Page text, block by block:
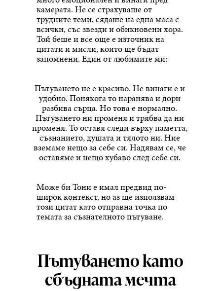
камерата. Не се страхуваше от
трудните теми, сядаше на една маса с
всички, със звезди и обикновени хора.
Той беше и все още е източник на
цитати и мисли, които ще бъдат
запомнени. Един от любимите ми:
Пътуването не е красиво. Не винаги е и
удобно. Понякога то наранява и дори
разбива сърца. Но това е нормално.
Пътуването ни променя и трябва да ни
променя. То оставя следи върху паметта,
съзнанието, душата и тялото ни. Ние
вземаме нещо за себе си. Надявам се, че
оставяме и нещо хубаво след себе си.
Може би Тони е имал предвид по-
широк контекст, но аз ще използвам
този цитат като отправна точка по
темата за съзнателното пътуване.
Пътуването като
сбъдната мечта